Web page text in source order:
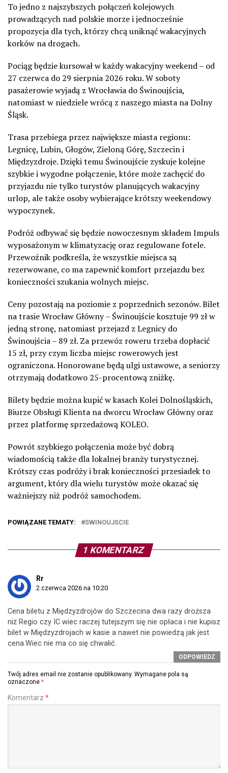
To jedno z najszybszych połączeń kolejowych
prowadzących nad polskie morze i jednocześnie
propozycja dla tych, którzy chcą uniknąć wakacyjnych
korków na drogach.
Pociąg będzie kursował w każdy wakacyjny weekend – od
27 czerwca do 29 sierpnia 2026 roku. W soboty
pasażerowie wyjadą z Wrocławia do Świnoujścia,
natomiast w niedziele wrócą z naszego miasta na Dolny
Śląsk.
Trasa przebiega przez największe miasta regionu:
Legnicę, Lubin, Głogów, Zieloną Górę, Szczecin i
Międzyzdroje. Dzięki temu Świnoujście zyskuje kolejne
szybkie i wygodne połączenie, które może zachęcić do
przyjazdu nie tylko turystów planujących wakacyjny
urlop, ale także osoby wybierające krótszy weekendowy
wypoczynek.
Podróż odbywać się będzie nowoczesnym składem Impuls
wyposażonym w klimatyzację oraz regulowane fotele.
Przewoźnik podkreśla, że wszystkie miejsca są
rezerwowane, co ma zapewnić komfort przejazdu bez
konieczności szukania wolnych miejsc.
Ceny pozostają na poziomie z poprzednich sezonów. Bilet
na trasie Wrocław Główny – Świnoujście kosztuje 99 zł w
jedną stronę, natomiast przejazd z Legnicy do
Świnoujścia – 89 zł. Za przewóz roweru trzeba dopłacić
15 zł, przy czym liczba miejsc rowerowych jest
ograniczona. Honorowane będą ulgi ustawowe, a seniorzy
otrzymają dodatkowo 25-procentową zniżkę.
Bilety będzie można kupić w kasach Kolei Dolnośląskich,
Biurze Obsługi Klienta na dworcu Wrocław Główny oraz
przez platformę sprzedażową KOLEO.
Powrót szybkiego połączenia może być dobrą
wiadomością także dla lokalnej branży turystycznej.
Krótszy czas podróży i brak konieczności przesiadek to
argument, który dla wielu turystów może okazać się
ważniejszy niż podróż samochodem.
POWIĄZANE TEMATY: SWINOUJSCIE
1 KOMENTARZ
Rr
2 czerwca 2026 na 10:20
Cena biletu z Międzyzdrojów do Szczecina dwa razy droższa
niż Regio czy IC wiec raczej tutejszym się nie opłaca i nie kupisz
bilet w Międzyzdrojach w kasie a nawet nie powiedzą jak jest
cena.Wiec nie ma co się chwalić.
ODPOWIEDZ
Twój adres email nie zostanie opublikowany. Wymagane pola są
oznaczone *
Komentarz *